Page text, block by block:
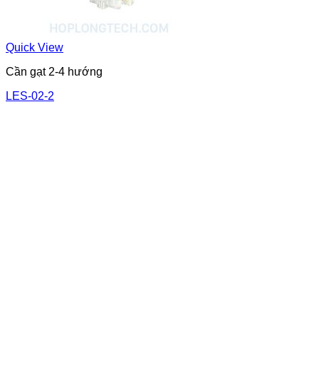
Quick View
Cần gạt 2-4 hướng
LES-02-2